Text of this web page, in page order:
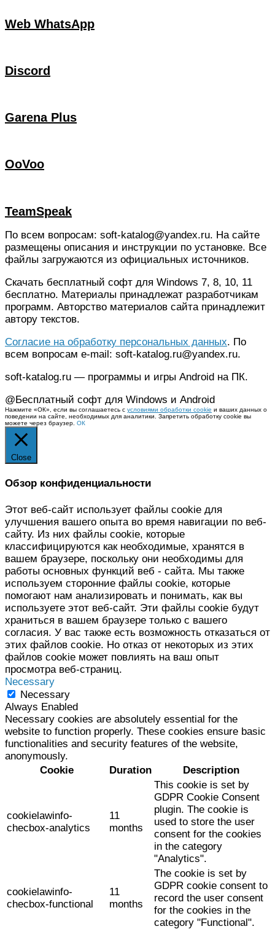
Web WhatsApp
Discord
Garena Plus
OoVoo
TeamSpeak
По всем вопросам: soft-katalog@yandex.ru. На сайте
размещены описания и инструкции по установке. Все
файлы загружаются из официальных источников.
Скачать бесплатный софт для Windows 7, 8, 10, 11
бесплатно. Материалы принадлежат разработчикам
программ. Авторство материалов сайта принадлежит
автору текстов.
Согласие на обработку персональных данных. По
всем вопросам e-mail: soft-katalog.ru@yandex.ru.
soft-katalog.ru — программы и игры Android на ПК.
@Бесплатный софт для Windows и Android
Нажмите «ОК», если вы соглашаетесь с условиями обработки cookie и ваших данных о
поведении на сайте, необходимых для аналитики. Запретить обработку cookie вы
можете через браузер. ОК
Close
Обзор конфиденциальности
Этот веб-сайт использует файлы cookie для
улучшения вашего опыта во время навигации по веб-
сайту. Из них файлы cookie, которые
классифицируются как необходимые, хранятся в
вашем браузере, поскольку они необходимы для
работы основных функций веб - сайта. Мы также
используем сторонние файлы cookie, которые
помогают нам анализировать и понимать, как вы
используете этот веб-сайт. Эти файлы cookie будут
храниться в вашем браузере только с вашего
согласия. У вас также есть возможность отказаться от
этих файлов cookie. Но отказ от некоторых из этих
файлов cookie может повлиять на ваш опыт
просмотра веб-страниц.
Necessary
Necessary
Always Enabled
Necessary cookies are absolutely essential for the
website to function properly. These cookies ensure basic
functionalities and security features of the website,
anonymously.
Cookie
Duration Description
cookielawinfo-
checbox-analytics
11
months
This cookie is set by
GDPR Cookie Consent
plugin. The cookie is
used to store the user
consent for the cookies
in the category
"Analytics".
cookielawinfo-
checbox-functional
11
months
The cookie is set by
GDPR cookie consent to
record the user consent
for the cookies in the
category "Functional".